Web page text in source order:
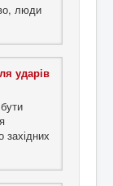
люди
ударів
західних